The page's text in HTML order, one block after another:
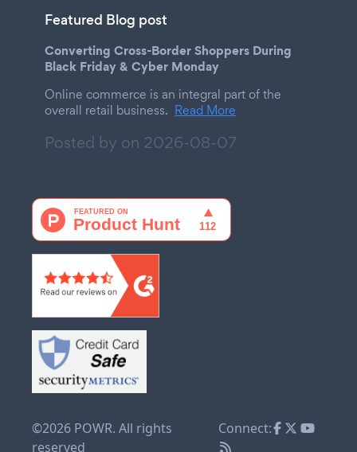
Featured Blog post
Converting Cross-Border Shoppers During
Black Friday & Cyber Monday
Online commerce is an integral part of the
overall retail business. Read More
Posted by on 2026-08-07
©2026 POWR. All rights
reserved
Connect: